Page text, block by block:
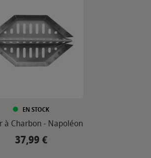
EN STOCK
à Charbon - Napoléon
Prix
37,99 €